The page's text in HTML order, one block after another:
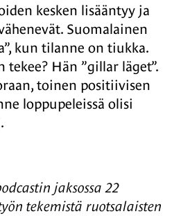
kesken lisääntyy ja
Suomalainen
kun tilanne on tiukka.
Hän ”gillar läget”.
toinen positiivisen
loppupeleissä olisi
jaksossa 22
tekemistä ruotsalaisten